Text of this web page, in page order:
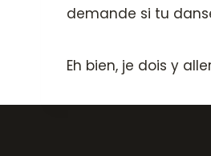
demande si tu
Eh bien, je dois y